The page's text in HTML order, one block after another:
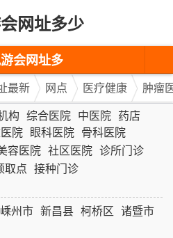
网址多少
会网址多
游会网址
最新
最新 网点 医疗健康
肿瘤
构 综合医院 中医院 药店
院 眼科医院 骨科医院
容医院 社区医院 诊所门诊
取点 接种门诊
嵊州市 新昌县 柯桥区 诸暨市